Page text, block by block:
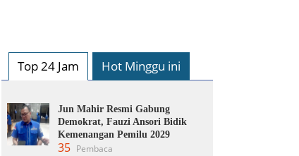
Top 24 Jam Hot Minggu ini
Jun Mahir Resmi Gabung
Demokrat, Fauzi Ansori Bidik
Kemenangan Pemilu 2029
35 Pembaca